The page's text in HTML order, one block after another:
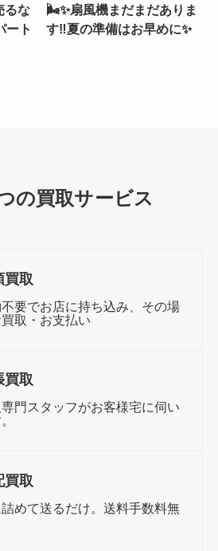
るな
ート
🌬️✨扇風機まだまだありま
す‼️夏の準備はお早めに✨
の買取サービス
買取
要でお店に持ち込み、その場
取・お支払い
買取
門スタッフがお客様宅に伺い
買取
めて送るだけ。送料手数料無